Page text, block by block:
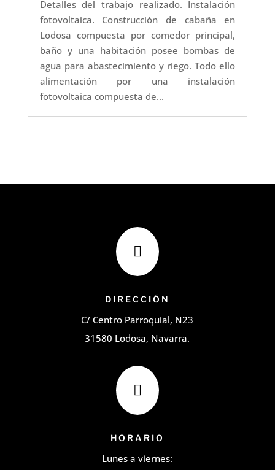
Detalles del trabajo realizado. Instalación
fotovoltaica. Construcción de cabaña en
Lodosa compuesta por comedor principal,
baño y una habitación posee bombas de
agua para abastecimiento y riego. Todo ello
alimentación por una instalación
fotovoltaica compuesta de...

DIRECCIÓN
C/ Centro Parroquial, N23
31580 Lodosa, Navarra.

HORARIO
Lunes a viernes: